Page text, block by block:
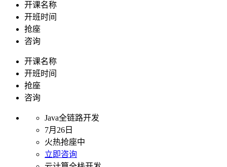
开课名称
开班时间
抢座
咨询
开课名称
开班时间
抢座
咨询
Java全链路开发
7月26日
火热抢座中
立即咨询